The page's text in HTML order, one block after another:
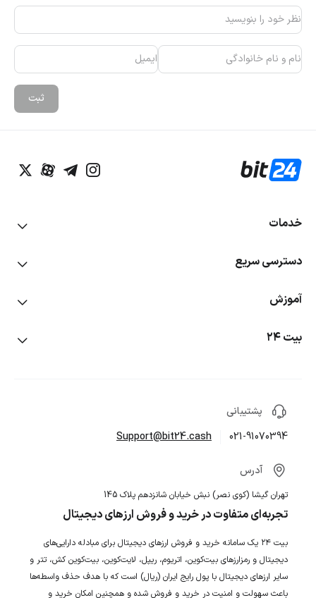
ثبت
خدمات
معاملات اسپات
برنامه همکاری در فروش
دعوت از دوستان
ماشین حساب ارز دیجیتال
بازار پیش‌عرضه
دسترسی سریع
خرید اتریوم
خرید شیبا
خرید BNB
خرید پپه
خرید نات کوین
آموزش
آموزش کیف پول‌های ارز دیجیتال
آموزش سرمایه گذاری در ارز دیجیتال
بیت ۲۴
راهنما و سوالات متداول
انتقادات و پیشنهادات
فرصت‌های شغلی
باگ بانتی
قوانین و مقررات
دعوت از دوستان
کارمزدها
وضعیت خدمات
تجربه‌ای متفاوت در خرید و فروش ارزهای دیجیتال
بیت ۲۴ یک سامانه خرید و فروش ارزهای دیجیتال برای مبادله دارایی‌های
دیجیتال و رمزارزهای بیت‌کوین، اتریوم، ریپل، لایت‌کوین، بیت‌کوین کش، تتر و
سایر ارزهای دیجیتال با پول رایج ایران (ریال) است که با هدف حذف واسطه‌ها
باعث سهولت و امنیت در خرید و فروش شده و همچنین امکان خرید و
پشتیبانی
021-91070394
Support@bit24.cash
آدرس
تهران گیشا (کوی نصر) نبش خیابان شانزدهم پلاک 145